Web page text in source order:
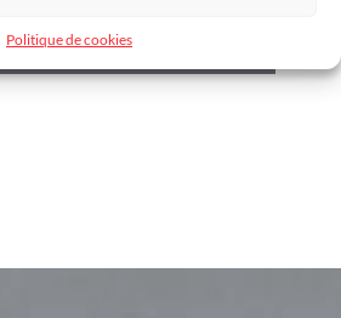
Politique de cookies